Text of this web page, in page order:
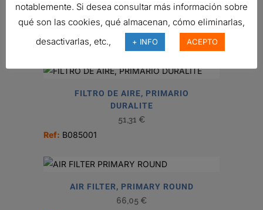
FILTRO DE AIRE, PSD POWERCORE
243,22€
Ref:D090101
FILTRO DE AIRE, PRIMARIO
DURALITE
51,31 €
Ref: B085001
AIR FILTER, PRIMARY ROUND
66,05 €
notablemente. Si desea consultar más información sobre
qué son las cookies, qué almacenan, cómo eliminarlas,
desactivarlas, etc.,
+ INFO ACEPTO